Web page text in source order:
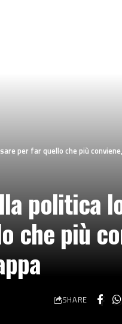
anche il salto della barricata,
politica
che più
SHARE